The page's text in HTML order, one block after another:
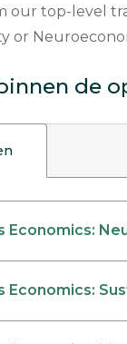
our top-level
or
de
Economics:
Economics: